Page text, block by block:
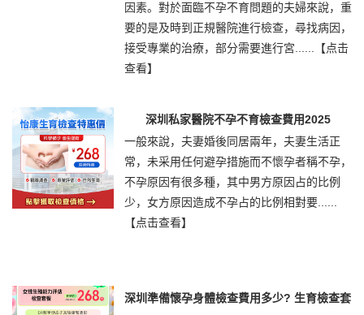
因素。對於面臨不孕不育問題的夫婦來說，重
要的是及時到正規醫院進行檢查，尋找病因，
接受專業的治療，部分需要進行宮......
【点击
查看】
深圳私家醫院不孕不育檢查費用2025
一般來說，夫妻婚後同居兩年，夫妻生活正
常，未采用任何避孕措施而不懷孕者稱不孕，
不孕原因有很多種，其中男方原因占的比例
少，女方原因造成不孕占的比例相對要......
【点击查看】
深圳準備懷孕身體檢查費用多少? 生育檢查套